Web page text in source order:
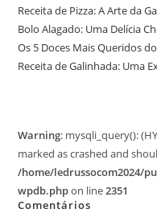
Receita de Pizza: A Arte da
Bolo Alagado: Uma Delícia
Os 5 Doces Mais Queridos
Receita de Galinhada: Uma
Warning: mysqli_query():
marked as crashed and
/home/ledrussocom2024/
wpdb.phpon line2351
Comentários